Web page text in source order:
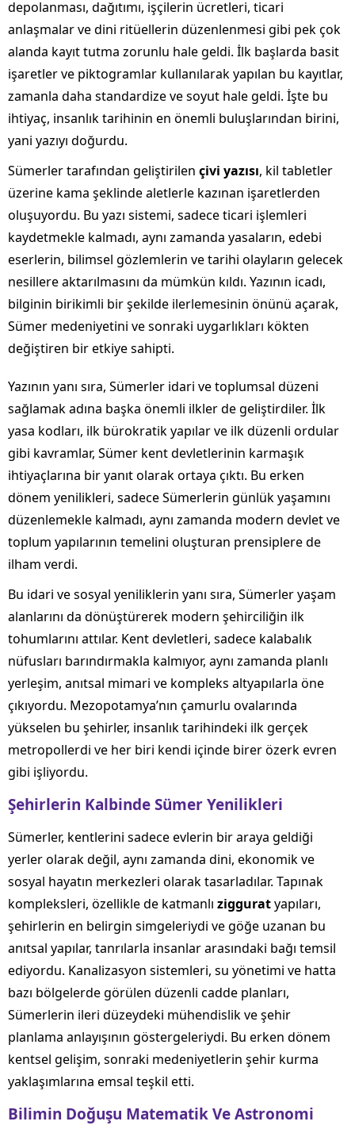
depolanması, dağıtımı, işçilerin ücretleri, ticari
anlaşmalar ve dini ritüellerin düzenlenmesi gibi pek çok
alanda kayıt tutma zorunlu hale geldi. İlk başlarda basit
işaretler ve piktogramlar kullanılarak yapılan bu kayıtlar,
zamanla daha standardize ve soyut hale geldi. İşte bu
ihtiyaç, insanlık tarihinin en önemli buluşlarından birini,
yani yazıyı doğurdu.
Sümerler tarafından geliştirilen çivi yazısı, kil tabletler
üzerine kama şeklinde aletlerle kazınan işaretlerden
oluşuyordu. Bu yazı sistemi, sadece ticari işlemleri
kaydetmekle kalmadı, aynı zamanda yasaların, edebi
eserlerin, bilimsel gözlemlerin ve tarihi olayların gelecek
nesillere aktarılmasını da mümkün kıldı. Yazının icadı,
bilginin birikimli bir şekilde ilerlemesinin önünü açarak,
Sümer medeniyetini ve sonraki uygarlıkları kökten
değiştiren bir etkiye sahipti.
Yazının yanı sıra, Sümerler idari ve toplumsal düzeni
sağlamak adına başka önemli ilkler de geliştirdiler. İlk
yasa kodları, ilk bürokratik yapılar ve ilk düzenli ordular
gibi kavramlar, Sümer kent devletlerinin karmaşık
ihtiyaçlarına bir yanıt olarak ortaya çıktı. Bu erken
dönem yenilikleri, sadece Sümerlerin günlük yaşamını
düzenlemekle kalmadı, aynı zamanda modern devlet ve
toplum yapılarının temelini oluşturan prensiplere de
ilham verdi.
Bu idari ve sosyal yeniliklerin yanı sıra, Sümerler yaşam
alanlarını da dönüştürerek modern şehirciliğin ilk
tohumlarını attılar. Kent devletleri, sadece kalabalık
nüfusları barındırmakla kalmıyor, aynı zamanda planlı
yerleşim, anıtsal mimari ve kompleks altyapılarla öne
çıkıyordu. Mezopotamya’nın çamurlu ovalarında
yükselen bu şehirler, insanlık tarihindeki ilk gerçek
metropollerdi ve her biri kendi içinde birer özerk evren
gibi işliyordu.
Şehirlerin Kalbinde Sümer Yenilikleri
Sümerler, kentlerini sadece evlerin bir araya geldiği
yerler olarak değil, aynı zamanda dini, ekonomik ve
sosyal hayatın merkezleri olarak tasarladılar. Tapınak
kompleksleri, özellikle de katmanlı zigguratyapıları,
şehirlerin en belirgin simgeleriydi ve göğe uzanan bu
anıtsal yapılar, tanrılarla insanlar arasındaki bağı temsil
ediyordu. Kanalizasyon sistemleri, su yönetimi ve hatta
bazı bölgelerde görülen düzenli cadde planları,
Sümerlerin ileri düzeydeki mühendislik ve şehir
planlama anlayışının göstergeleriydi. Bu erken dönem
kentsel gelişim, sonraki medeniyetlerin şehir kurma
yaklaşımlarına emsal teşkil etti.
Bilimin Doğuşu Matematik Ve Astronomi